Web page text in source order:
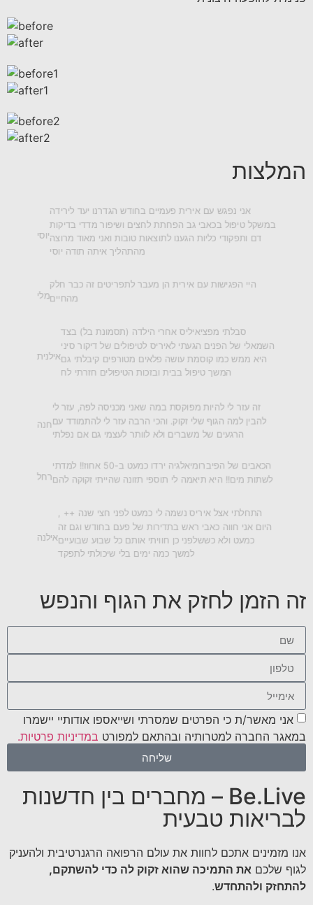
המלצות
יוסי
אני נפגש עם אירית פעמיים בחודש הגדרנו יעד לירידה
במשקל טיפול בכאבי גב הפחתת לחצים ושיפור מדדי בדיקות
דם ותפקודי כליות הגענו לתוצאות טובות ואני מאוד מרוצה
מהתהליך איתה תודה יוסי
מלי
היי הפגישות עם אירית הן מעבר לתפריטים זה כבר חלק
מהחיים
אילנית
סבלתי מפציאיליס אחרי הילדה (תסמונת בל) בצד
השמאלי של הפנים הגעתי לאיריס לטיפולים של דיקור סיני
היא ממש כמו קוסמת עושה פלאים מטורפים קיבלתי גם
המשך טיפול בבית ובזכות הטיפולים חזרתי לח
חנה
זה עזר לי להיות מפוקסת במה שאני מכניסה לפה, עזר לי
להבין למה הגוף שלי זקוק. והכי הרבה עזר לי להתמודד עם
הרגעים של משברים ולא לוותר לעצמי גם אם נפלתי
רחל
הכאבים של הפיברומיאלגיה ירדו כמעט ב-50 אחוז!! למדתי
לשתות מים!! היא תיאמה לי תוספי תזונה שהייתי זקוקה להם
אילנה
התחלתי אצל איריס נשמה לי כמעט לפני חצי שנה ++ ,
היום אני חווה כאבי ראש בתדירות של פעם בחודש וגם זה
כמעט ולא כששלפני כן חוויתי אותם כל שבוע שבועיים
למשך כמה ימים בלי שיכולתי לתפקד
זה הזמן לחזק את הגוף והנפש
אני מאשר/ת כי הפרטים שמסרתי ושייאספו אודותיי יישמרו
במאגר החברה למטרותיה ובהתאם למפורט במדיניות פרטיות.
שליחה
Be.Live – מחברים בין חדשנות
לבריאות טבעית
אנו מזמינים אתכם לחוות את עולם הרפואה הרגנרטיבית ולהעניק
לגוף שלכם את התמיכה שהוא זקוק לה כדי להשתקם,
להתחזק ולהתחדש.